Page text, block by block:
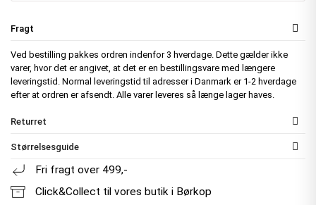
Fragt
Ved bestilling pakkes ordren indenfor 3 hverdage. Dette gælder ikke
varer, hvor det er angivet, at det er en bestillingsvare med længere
leveringstid. Normal leveringstid til adresser i Danmark er 1-2 hverdage
efter at ordren er afsendt. Alle varer leveres så længe lager haves.
Returret
Størrelsesguide
Fri fragt over 499,-
Click&Collect til vores butik i Børkop